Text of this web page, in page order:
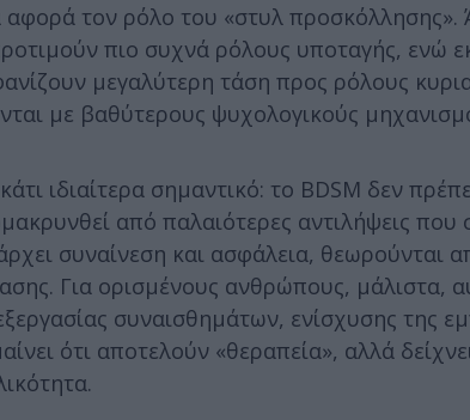
τον ρόλο του «στυλ προσκόλλησης».
πιο συχνά ρόλους υποταγής, ενώ
μεγαλύτερη τάση προς ρόλους
με βαθύτερους ψυχολογικούς
ιδιαίτερα σημαντικό: το BDSM δεν
από παλαιότερες αντιλήψεις που
συναίνεση και ασφάλεια, θεωρούνται
Για ορισμένους ανθρώπους, μάλιστα,
συναισθημάτων, ενίσχυσης της
ότι αποτελούν «θεραπεία», αλλά